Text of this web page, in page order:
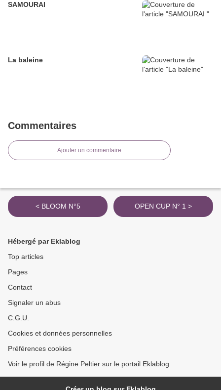
SAMOURAI
La baleine
Commentaires
Ajouter un commentaire
< BLOOM N°5 OPEN CUP N° 1 >
Hébergé par Eklablog
Top articles
Pages
Contact
Signaler un abus
C.G.U.
Cookies et données personnelles
Préférences cookies
Voir le profil de Régine Peltier sur le portail Eklablog